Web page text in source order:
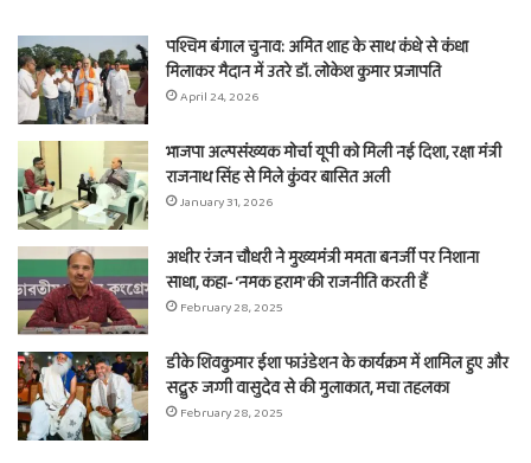
पश्चिम बंगाल चुनाव: अमित शाह के साथ कंधे से कंधा
मिलाकर मैदान में उतरे डॉ. लोकेश कुमार प्रजापति
April 24, 2026
भाजपा अल्पसंख्यक मोर्चा यूपी को मिली नई दिशा, रक्षा मंत्री
राजनाथ सिंह से मिले कुंवर बासित अली
January 31, 2026
अधीर रंजन चौधरी ने मुख्यमंत्री ममता बनर्जी पर निशाना
साधा, कहा- ‘नमक हराम’ की राजनीति करती हैं
February 28, 2025
डीके शिवकुमार ईशा फाउंडेशन के कार्यक्रम में शामिल हुए और
सद्गुरु जग्गी वासुदेव से की मुलाकात, मचा तहलका
February 28, 2025